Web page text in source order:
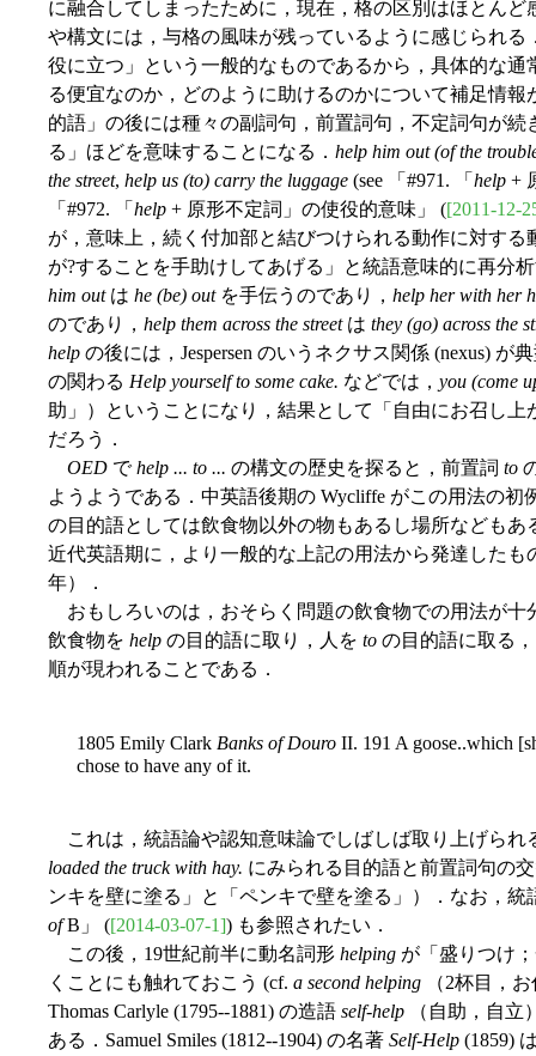
に融合してしまったために，現在，格の区別はほとんど
や構文には，与格の風味が残っているように感じられ
役に立つ」という一般的なものであるから，具体的な
る便宜なのか，どのように助けるのかについて補足情
的語」の後には種々の副詞句，前置詞句，不定詞句が
る」ほどを意味することになる． help him out (of the
the street, help us (to) carry the luggage (see 「#971. 「 help +
「#972. 「 help + 原形不定詞」の使役的意味」 ([2011-12-
が，意味上，続く付加部と結びつけられる動作に対す
が?することを手助けしてあげる」と統語意味的に再分
him outは he (be) outを手伝うのであり， help her with her
のであり， help them across the streetは they (go) across the
help の後には，Jespersen のいうネクサス関係 (nexus)
の関わる Help yourself to some cake. などでは， you (come
助」）ということになり，結果として「自由にお召し
だろう．
OED でhelp ... to ... の構文の歴史を探ると，前置詞 to
ようようである．中英語後期の Wycliffe がこの用法の
の目的語としては飲食物以外の物もあるし場所なども
近代英語期に，より一般的な上記の用法から発達したも
年）．
おもしろいのは，おそらく問題の飲食物での用法が十
飲食物を help の目的語に取り，人を to の目的語に取る
順が現われることである．
1805 Emily Clark Banks of Douro II. 191 A goose..which
chose to have any of it.
これは，統語論や認知意味論でしばしば取り上げられ
loaded the truck with hay. にみられる目的語と前置詞句の
ンキを壁に塗る」と「ペンキで壁を塗る」）．なお，統
ofB」 ([2014-03-07-1]) も参照されたい．
この後，19世紀前半に動名詞形 helping が「盛りつけ
くことにも触れておこう (cf. a second helping （2杯目，
Thomas Carlyle (1795--1881) の造語 self-help （自助，自立
ある．Samuel Smiles (1812--1904) の名著 Self-Help (1859)